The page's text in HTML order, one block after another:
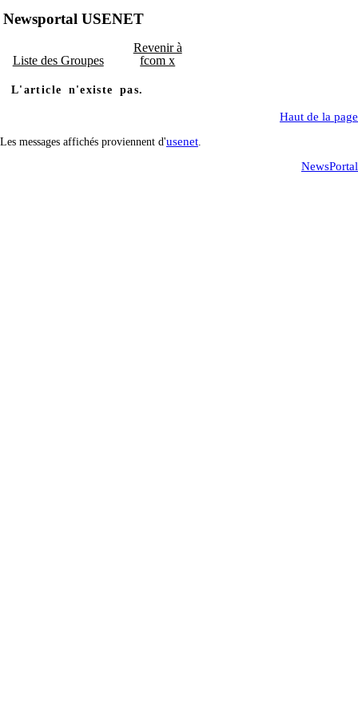
Newsportal USENET
Liste des Groupes
Revenir à
fcom x
L'article n'existe pas.
Haut de la page
Les messages affichés proviennent d'usenet
NewsPortal